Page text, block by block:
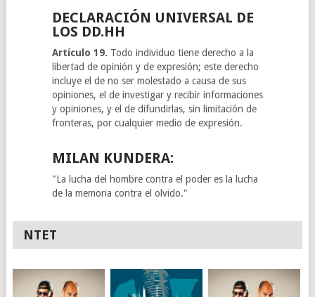
DECLARACIÓN UNIVERSAL DE
LOS DD.HH
Artículo 19. Todo individuo tiene derecho a la
libertad de opinión y de expresión; este derecho
incluye el de no ser molestado a causa de sus
opiniones, el de investigar y recibir informaciones
y opiniones, y el de difundirlas, sin limitación de
fronteras, por cualquier medio de expresión.
MILAN KUNDERA:
"La lucha del hombre contra el poder es la lucha
de la memoria contra el olvido."
NTET